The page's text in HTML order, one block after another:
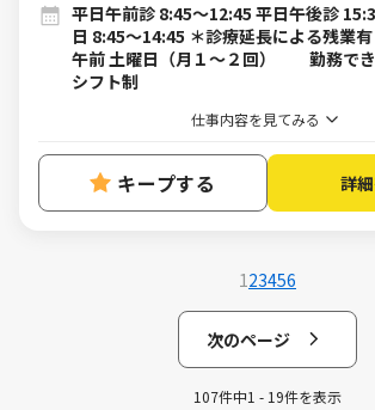
平日午前診 8:45～12:45 平日午後診
日 8:45～14:45 ＊診療延長による残業
午前 土曜日（月１〜２回） 勤務でき
シフト制
仕事内容を見てみる
キープする 詳
123456
次のページ
107件中1 - 19件を表示